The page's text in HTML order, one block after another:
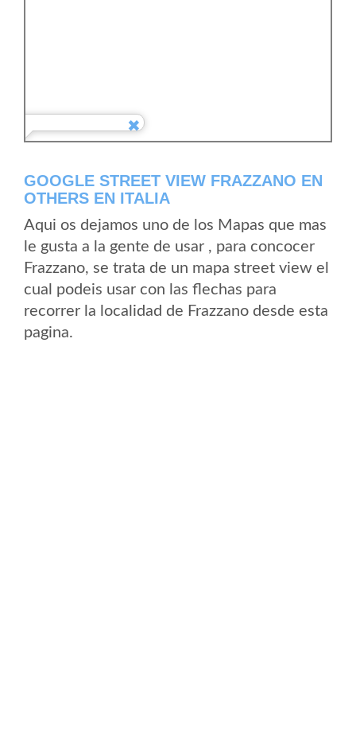
GOOGLE STREET VIEW FRAZZANO EN
OTHERS EN ITALIA
Aqui os dejamos uno de los Mapas que mas
le gusta a la gente de usar , para concocer
Frazzano, se trata de un mapa street view el
cual podeis usar con las flechas para
recorrer la localidad de Frazzano desde esta
pagina.